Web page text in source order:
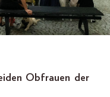
Obfrauen der